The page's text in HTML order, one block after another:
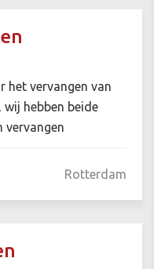
het vervangen van
wij hebben beide
vervangen
Rotterdam